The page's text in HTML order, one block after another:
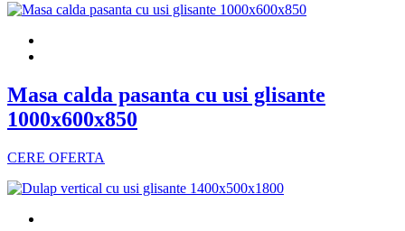
Masa calda pasanta cu usi glisante
1000x600x850
CERE OFERTA